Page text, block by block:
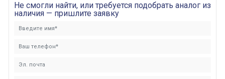
Не смогли найти, или требуется подобрать аналог из
наличия — пришлите заявку